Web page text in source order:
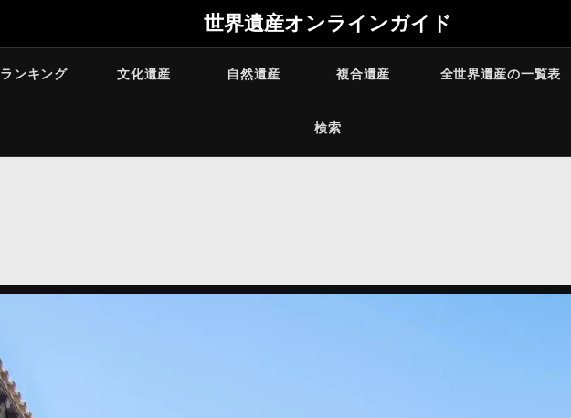
世界遺産オンラインガイド
ランキング 文化遺産 自然遺産 複合遺産 全世界遺産の一覧表
検索